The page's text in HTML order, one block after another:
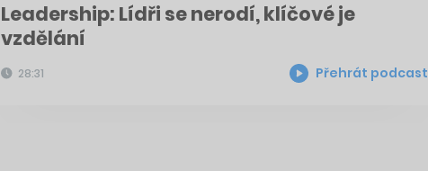
Leadership: Lídři se nerodí, klíčové je
vzdělání
28:31 Přehrát podcast